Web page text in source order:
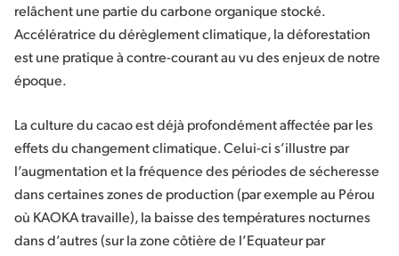
relâchent une partie du carbone organique stocké.
Accélératrice du dérèglement climatique, la déforestation
est une pratique à contre-courant au vu des enjeux de notre
époque.
La culture du cacao est déjà profondément affectée par les
effets du changement climatique. Celui-ci s’illustre par
l’augmentation et la fréquence des périodes de sécheresse
dans certaines zones de production (par exemple au Pérou
où KAOKA travaille), la baisse des températures nocturnes
dans d’autres (sur la zone côtière de l’Equateur par